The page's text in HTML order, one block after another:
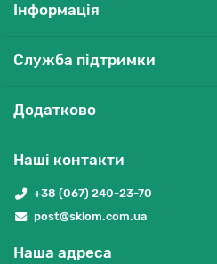
Інформація
Служба підтримки
Додатково
Наші контакти
+38 (067) 240-23-70
post@sklom.com.ua
Наша адреса